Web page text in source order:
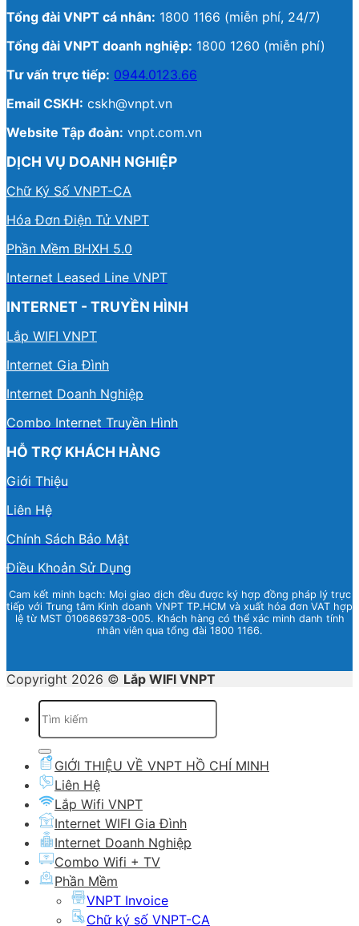
Tổng đài VNPT cá nhân: 1800 1166 (miễn phí, 24/7)
Tổng đài VNPT doanh nghiệp: 1800 1260 (miễn phí)
Tư vấn trực tiếp: 0944.0123.66
Email CSKH: cskh@vnpt.vn
Website Tập đoàn: vnpt.com.vn
DỊCH VỤ DOANH NGHIỆP
Chữ Ký Số VNPT-CA
Hóa Đơn Điện Tử VNPT
Phần Mềm BHXH 5.0
Internet Leased Line VNPT
INTERNET - TRUYỀN HÌNH
Lắp WIFI VNPT
Internet Gia Đình
Internet Doanh Nghiệp
Combo Internet Truyền Hình
HỖ TRỢ KHÁCH HÀNG
Giới Thiệu
Liên Hệ
Chính Sách Bảo Mật
Điều Khoản Sử Dụng
Cam kết minh bạch: Mọi giao dịch đều được ký hợp đồng pháp lý trực
tiếp với Trung tâm Kinh doanh VNPT TP.HCM và xuất hóa đơn VAT hợp
lệ từ MST 0106869738-005. Khách hàng có thể xác minh danh tính
nhân viên qua tổng đài 1800 1166.
Copyright 2026 © Lắp WIFI VNPT
Tìm
kiếm:
GIỚI THIỆU VỀ VNPT HỒ CHÍ MINH
Liên Hệ
Lắp Wifi VNPT
Internet WIFI Gia Đình
Internet Doanh Nghiệp
Combo Wifi + TV
Phần Mềm
VNPT Invoice
Chữ ký số VNPT-CA